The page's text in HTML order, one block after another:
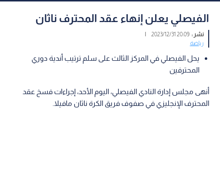
الفيصلي يعلن إنهاء عقد المحترف ناثان
نشر :20:09 2023/12/31
|
رياضة
يحل الفيصلي في المركز الثالث على سلم ترتيب أندية دوري
المحترفين
أنهى مجلس إدارة النادي الفيصلي، اليوم الأحد، إجراءات فسخ عقد
المحترف الإنجليزي في صفوف فريق الكرة ناثان مافيلا.